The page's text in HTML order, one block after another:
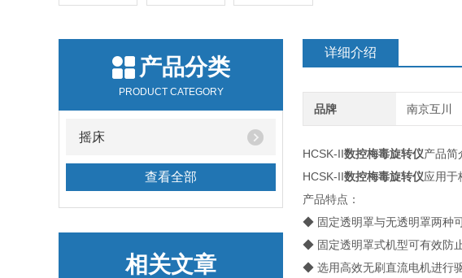
产品分类
PRODUCT CATEGORY
摇床
查看全部
相关文章
详细介绍
品牌 南京互川
HCSK-II数控梅毒旋转仪产品简
HCSK-II数控梅毒旋转仪应用于
产品特点：
◆ 固定透明罩与无透明罩两种可
◆ 固定透明罩式机型可有效防
◆ 选用高效无刷直流电机进行